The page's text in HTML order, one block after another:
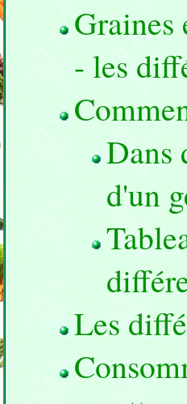
Graines
- les
Dans
d'un
Les